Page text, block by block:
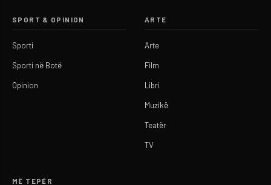
SPORT & OPINION
Sporti
Sporti në Botë
Opinion
ARTE
Arte
Film
Libri
Muzikë
Teatër
TV
MË TEPËR